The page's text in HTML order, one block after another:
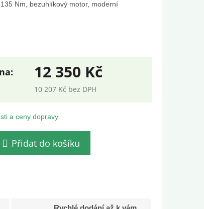
Nm, bezuhlíkový motor, moderní
12 350 Kč
10 207 Kč bez DPH
a ceny dopravy
Přidat do košíku